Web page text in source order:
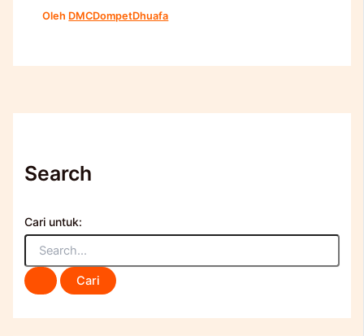
Oleh DMCDompetDhuafa
Search
Cari untuk: